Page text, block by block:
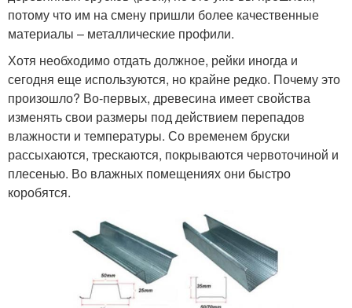
потому что им на смену пришли более качественные
материалы – металлические профили.
Хотя необходимо отдать должное, рейки иногда и
сегодня еще используются, но крайне редко. Почему это
произошло? Во-первых, древесина имеет свойства
изменять свои размеры под действием перепадов
влажности и температуры. Со временем бруски
рассыхаются, трескаются, покрываются червоточиной и
плесенью. Во влажных помещениях они быстро
коробятся.